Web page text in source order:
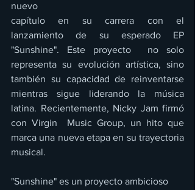
nuevo
capítulo en su carrera con el
lanzamiento de su esperado EP
"Sunshine". Este proyecto  no solo
representa su evolución artística, sino
también su capacidad de reinventarse
mientras sigue liderando la música
latina. Recientemente, Nicky Jam firmó
con Virgin  Music Group, un hito que
marca una nueva etapa en su trayectoria
musical.
"Sunshine" es un proyecto ambicioso